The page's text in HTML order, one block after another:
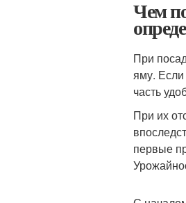
Чем
При
яму. Если
часть
При их
первые